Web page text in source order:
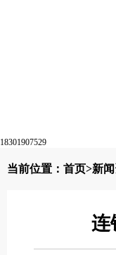
18301907529
当前位置： 首页>新
连